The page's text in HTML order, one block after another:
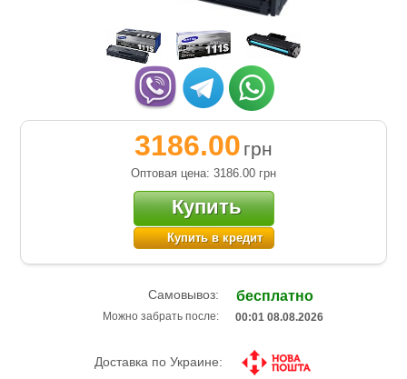
3186.00 грн
Оптовая цена: 3186.00 грн
Купить
Купить в кредит
Самовывоз: бесплатно
Можно забрать после: 00:01 08.08.2026
Доставка по Украине: